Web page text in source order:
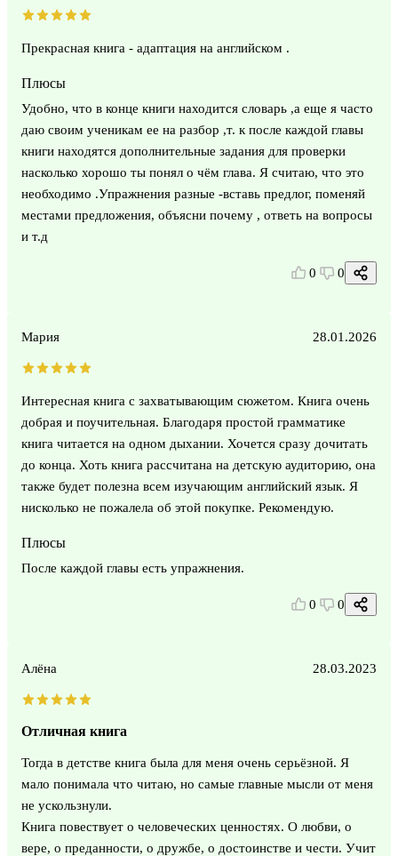
Прекрасная книга - адаптация на английском .
Плюсы
Удобно, что в конце книги находится словарь ,а еще я часто
даю своим ученикам ее на разбор ,т. к после каждой главы
книги находятся дополнительные задания для проверки
насколько хорошо ты понял о чём глава. Я считаю, что это
необходимо .Упражнения разные -вставь предлог, поменяй
местами предложения, объясни почему , ответь на вопросы
и т.д
0 0
Мария 28.01.2026
Интересная книга с захватывающим сюжетом. Книга очень
добрая и поучительная. Благодаря простой грамматике
книга читается на одном дыхании. Хочется сразу дочитать
до конца. Хоть книга рассчитана на детскую аудиторию, она
также будет полезна всем изучающим английский язык. Я
нисколько не пожалела об этой покупке. Рекомендую.
Плюсы
После каждой главы есть упражнения.
0 0
Алёна 28.03.2023
Отличная книга
Тогда в детстве книга была для меня очень серьёзной. Я
мало понимала что читаю, но самые главные мысли от меня
не ускользнули.
Книга повествует о человеческих ценностях. О любви, о
вере, о преданности, о дружбе, о достоинстве и чести. Учит